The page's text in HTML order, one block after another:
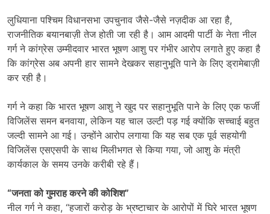
लुधियाना पश्चिम विधानसभा उपचुनाव जैसे-जैसे नज़दीक आ रहा है,
राजनीतिक बयानबाज़ी तेज होती जा रही है। आम आदमी पार्टी के नेता नील
गर्ग ने कांग्रेस उम्मीदवार भारत भूषण आशु पर गंभीर आरोप लगाते हुए कहा है
कि कांग्रेस अब अपनी हार सामने देखकर सहानुभूति पाने के लिए ड्रामेबाज़ी
कर रही है।
गर्ग ने कहा कि भारत भूषण आशु ने खुद पर सहानुभूति पाने के लिए एक फर्जी
विजिलेंस समन बनवाया, लेकिन यह चाल उल्टी पड़ गई क्योंकि सच्चाई बहुत
जल्दी सामने आ गई। उन्होंने आरोप लगाया कि यह सब एक पूर्व सहयोगी
विजिलेंस एसएसपी के साथ मिलीभगत से किया गया, जो आशु के मंत्री
कार्यकाल के समय उनके करीबी रहे हैं।
“जनता को गुमराह करने की कोशिश”
नील गर्ग ने कहा, “हजारों करोड़ के भ्रष्टाचार के आरोपों में घिरे भारत भूषण